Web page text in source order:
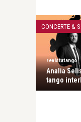
CONCERTE &
revistatango
Analia
tango